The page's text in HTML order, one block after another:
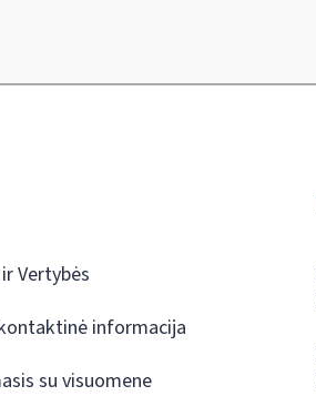
Vertybės
informacija
su visuomene